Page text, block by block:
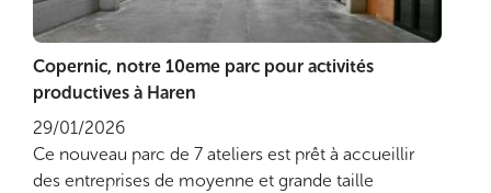
Lire plus
Copernic, notre 10eme parc pour activités
productives à Haren
29/01/2026
Ce nouveau parc de 7 ateliers est prêt à accueillir
des entreprises de moyenne et grande taille